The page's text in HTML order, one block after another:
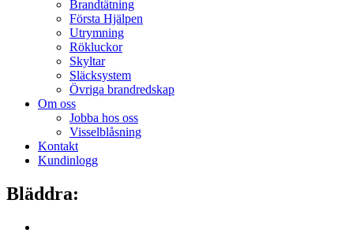
Brandtätning
Första Hjälpen
Utrymning
Rökluckor
Skyltar
Släcksystem
Övriga brandredskap
Om oss
Jobba hos oss
Visselblåsning
Kontakt
Kundinlogg
Bläddra: